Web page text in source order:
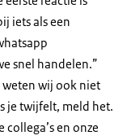
iets als een
snel handelen.”
weten wij ook niet
je twijfelt, meld het.
en onze